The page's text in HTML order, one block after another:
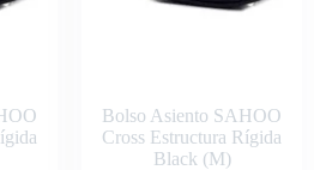
Bolso Asiento SAHOO
Cross Estructura Rígida
Black (M)